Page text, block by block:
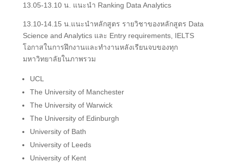
13.05-13.10 น. แนะนำ Ranking Data Analytics
13.10-14.15 น.แนะนำหลักสูตร รายวิชาของหลักสูตร Data
Science and Analytics และ Entry requirements, IELTS
โอกาสในการฝึกงานและทำงานหลังเรียนจบของทุก
มหาวิทยาลัยในภาพรวม
UCL
The University of Manchester
The University of Warwick
The University of Edinburgh
University of Bath
University of Leeds
University of Kent